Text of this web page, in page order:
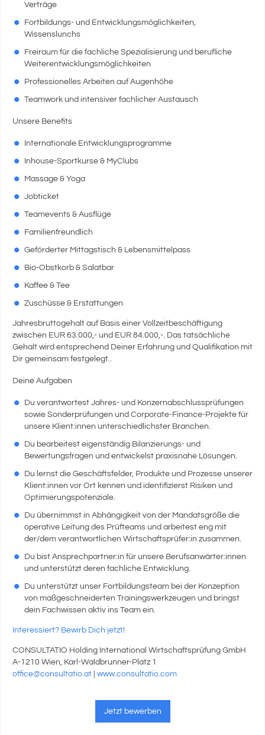
Verträge
Fortbildungs- und Entwicklungsmöglichkeiten,
Wissenslunchs
Freiraum für die fachliche Spezialisierung und berufliche
Weiterentwicklungsmöglichkeiten
Professionelles Arbeiten auf Augenhöhe
Teamwork und intensiver fachlicher Austausch
Unsere Benefits
Internationale Entwicklungsprogramme
Inhouse-Sportkurse & MyClubs
Massage & Yoga
Jobticket
Teamevents & Ausflüge
Familienfreundlich
Geförderter Mittagstisch & Lebensmittelpass
Bio-Obstkorb & Salatbar
Kaffee & Tee
Zuschüsse & Erstattungen
Jahresbruttogehalt auf Basis einer Vollzeitbeschäftigung
zwischen EUR 63.000,- und EUR 84.000,-. Das tatsächliche
Gehalt wird entsprechend Deiner Erfahrung und Qualifikation mit
Dir gemeinsam festgelegt..
Deine Aufgaben
Du verantwortest Jahres- und Konzernabschlussprüfungen
sowie Sonderprüfungen und Corporate-Finance-Projekte für
unsere Klient:innen unterschiedlichster Branchen.
Du bearbeitest eigenständig Bilanzierungs- und
Bewertungsfragen und entwickelst praxisnahe Lösungen.
Du lernst die Geschäftsfelder, Produkte und Prozesse unserer
Klient:innen vor Ort kennen und identifizierst Risiken und
Optimierungspotenziale.
Du übernimmst in Abhängigkeit von der Mandatsgröße die
operative Leitung des Prüfteams und arbeitest eng mit
der/dem verantwortlichen Wirtschaftsprüfer:in zusammen.
Du bist Ansprechpartner:in für unsere Berufsanwärter:innen
und unterstützt deren fachliche Entwicklung.
Du unterstützt unser Fortbildungsteam bei der Konzeption
von maßgeschneiderten Trainingswerkzeugen und bringst
dein Fachwissen aktiv ins Team ein.
Interessiert? Bewirb Dich jetzt!
CONSULTATIO Holding International Wirtschaftsprüfung GmbH
A-1210 Wien, Karl-Waldbrunner-Platz 1
office@consultatio.at
www.consultatio.com
Jetzt bewerben